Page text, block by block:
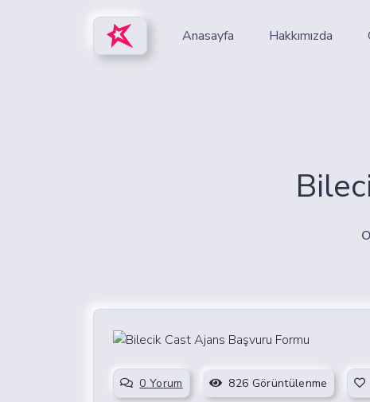
Anasayfa Hakkımızda
0 Yorum 826 Görüntülenme